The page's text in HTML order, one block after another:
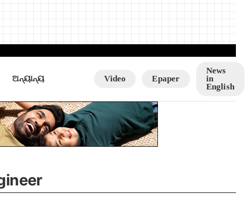
ଅନ୍ୟାନ୍ୟ Video Epaper
News
in
English